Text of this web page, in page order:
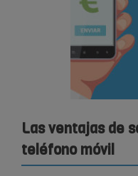
Las ventajas de
teléfono móvil